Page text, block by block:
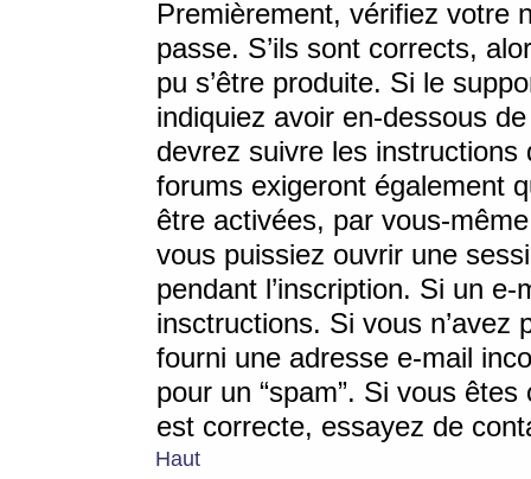
Premièrement, vérifiez votre
passe. S’ils sont corrects,
pu s’être produite. Si le
indiquiez avoir en-dessous
devrez suivre les
forums exigeront également
être activées, par vous-
vous puissiez ouvrir une
pendant l’inscription. Si un
insctructions. Si vous n’avez
fourni une adresse e-mail
pour un “spam”. Si vous
est correcte, essayez de
Haut